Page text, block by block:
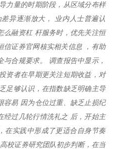
力量的时期阶段，从区域分布样
异逐渐放大， 业内人士普遍认
么融资杠 杆服务时，优先关注恒
信证券官网核实相关信息 ，有助
合规要求。 调查报告中显示，
资者在早期更关注短期收益，对
足够认识，在指数缺乏明确主导
容易 因为仓位过重、缺乏止损纪
经过几轮行情洗礼之 后，开始主
在实践中形成了更适合自身节奏
校证券研究团队初步判断，在当